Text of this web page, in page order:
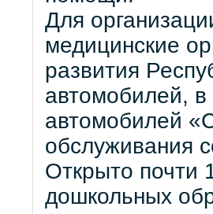
Для
медицинские
развития
автомобилей,
автомобилей
обслуживания
Открыто почти
дошкольных